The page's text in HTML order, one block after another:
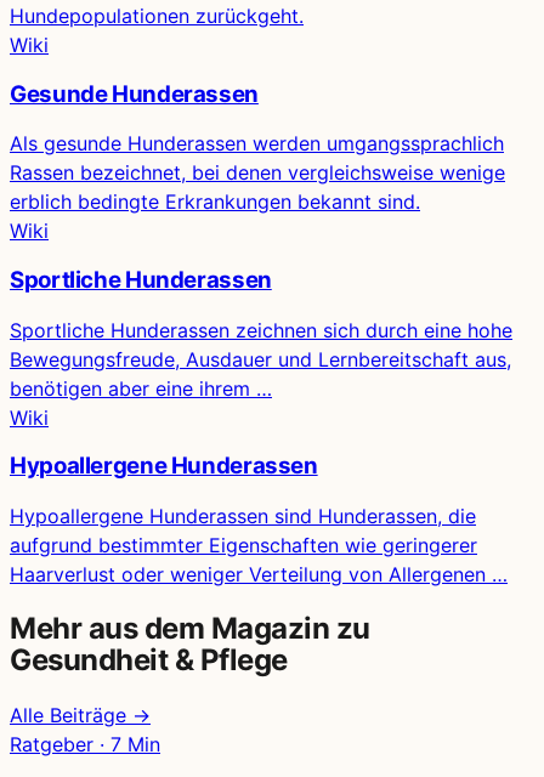
Hundepopulationen zurückgeht.
Wiki
Gesunde Hunderassen
Als gesunde Hunderassen werden umgangssprachlich
Rassen bezeichnet, bei denen vergleichsweise wenige
erblich bedingte Erkrankungen bekannt sind.
Wiki
Sportliche Hunderassen
Sportliche Hunderassen zeichnen sich durch eine hohe
Bewegungsfreude, Ausdauer und Lernbereitschaft aus,
benötigen aber eine ihrem …
Wiki
Hypoallergene Hunderassen
Hypoallergene Hunderassen sind Hunderassen, die
aufgrund bestimmter Eigenschaften wie geringerer
Haarverlust oder weniger Verteilung von Allergenen …
Mehr aus dem Magazin zu
Gesundheit & Pflege
Alle Beiträge →
Ratgeber · 7 Min